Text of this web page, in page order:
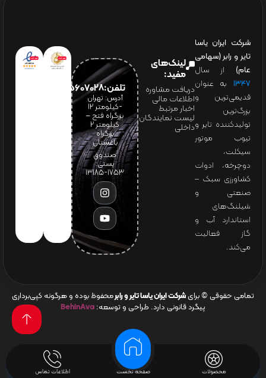
محصولات صفحه نخست اطلاعات تماس
شرکت ایران یاسا
تایر و رابر (سهامی
عام) از سال
۱۳۴۷ به عنوان
قدیمی‌ترین و
بزرگ‌ترین
تولیدکننده تایر و
تیوب موتور
سیکلت،
دوچرخه، ادوات
کشاورزی سبک –
صنعتی و
شیلنگ‌های
استاندارد آب و
گاز فعالیت
می‌کند.
لینک‌های
مفید:
دریافت مشاوره
اطلاعات مالی
اخبار مرتبط
لیست نمایندگان
داخلی
تلفن:65607028(021)
آدرس: تهران
-کیلومتر 12
بزرگراه فتح –
کیلومتر ۲
بزرگراه
باغستان
صندوق
پستی:
1753-13185
تمامی حقوقی © برای شرکت ایران یاسا تایر و رابرمحفوظ بوده و هرگونه کپی‌برداری
پیگرد قانونی دارد. طراحی و توسعه: BehinAva